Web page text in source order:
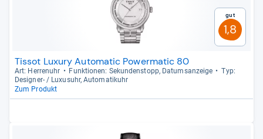
Gut
1,8
Tissot Luxury Automatic Powermatic 80
Art: Her­ren­uhr Funk­tio­nen: Sekun­den­stopp, Datums­an­zeige
Typ:
Desi­gner-​ / Luxu­suhr, Auto­ma­ti­k­uhr
Zum Produkt